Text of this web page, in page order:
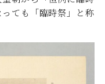
ても「臨時祭」と称